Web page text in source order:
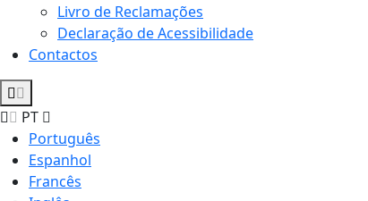
Livro de Reclamações
Declaração de Acessibilidade
Contactos
PT
Português
Espanhol
Francês